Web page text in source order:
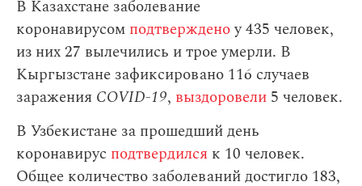
В Казахстане заболевание
коронавирусом подтвержденоу 435 человек,
из них 27 вылечились и трое умерли. В
Кыргызстане зафиксировано 116 случаев
заражения СOVID-19, выздоровели 5 человек.
В Узбекистане за прошедший день
коронавирус подтвердился к 10 человек.
Общее количество заболеваний достигло 183,